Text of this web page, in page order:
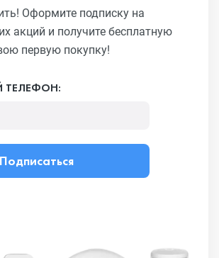
Оформите подписку на
акций и получите бесплатную
первую покупку!
ТЕЛЕФОН:
Подписаться